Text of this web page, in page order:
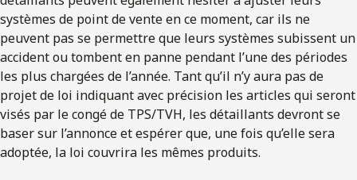
systèmes de point de vente en ce moment, car ils ne
peuvent pas se permettre que leurs systèmes subissent un
accident ou tombent en panne pendant l’une des périodes
les plus chargées de l’année. Tant qu’il n’y aura pas de
projet de loi indiquant avec précision les articles qui seront
visés par le congé de TPS/TVH, les détaillants devront se
baser sur l’annonce et espérer que, une fois qu’elle sera
adoptée, la loi couvrira les mêmes produits.